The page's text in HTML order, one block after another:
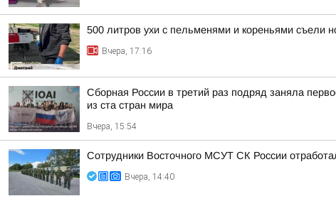
500 литров ухи с пельменями и кореньями съели
Вчера, 17:16
Сборная России в третий раз подряд заняла
из ста стран мира
Вчера, 15:54
Сотрудники Восточного МСУТ СК России
Вчера, 14:40